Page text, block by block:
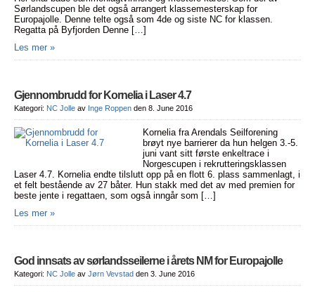
Sørlandscupen ble det også arrangert klassemesterskap for
Europajolle. Denne telte også som 4de og siste NC for klassen.
Regatta på Byfjorden Denne […]
Les mer »
Gjennombrudd for Kornelia i Laser 4.7
Kategori: NC Jolle av Inge Roppen den 8. June 2016
Kornelia fra Arendals Seilforening
brøyt nye barrierer da hun helgen 3.-5.
juni vant sitt første enkeltrace i
Norgescupen i rekrutteringsklassen
Laser 4.7. Kornelia endte tilslutt opp på en flott 6. plass sammenlagt, i
et felt bestående av 27 båter. Hun stakk med det av med premien for
beste jente i regattaen, som også inngår som […]
Les mer »
God innsats av sørlandsseilerne i årets NM for Europajolle
Kategori: NC Jolle av Jørn Vevstad den 3. June 2016